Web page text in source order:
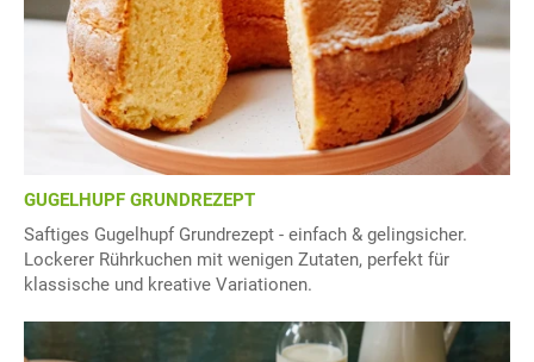
GUGELHUPF GRUNDREZEPT
Saftiges Gugelhupf Grundrezept - einfach & gelingsicher.
Lockerer Rührkuchen mit wenigen Zutaten, perfekt für
klassische und kreative Variationen.